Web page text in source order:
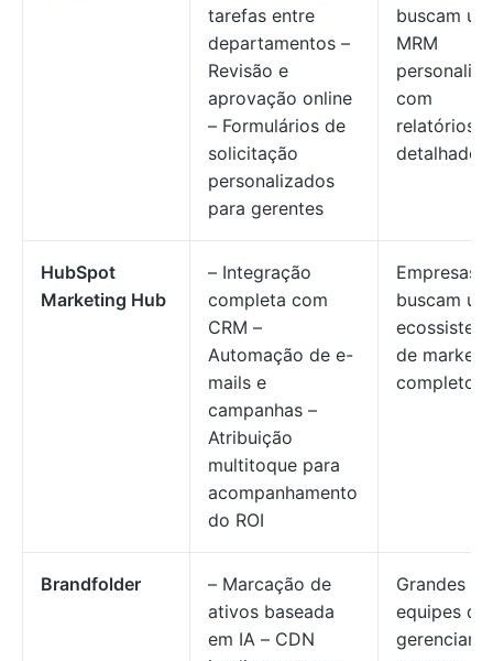
tarefas entre
departamentos –
Revisão e
aprovação online
– Formulários de
solicitação
personalizados
para gerentes
buscam um
MRM
com
relatórios
detalhados
HubSpot
Marketing Hub
– Integração
completa com
CRM –
Automação de e-
mails e
campanhas –
Atribuição
multitoque para
acompanhamento
do ROI
Empresas
buscam um
de
completo
Brandfolder
– Marcação de
ativos baseada
em IA – CDN
Grandes
equipes
gerenciam